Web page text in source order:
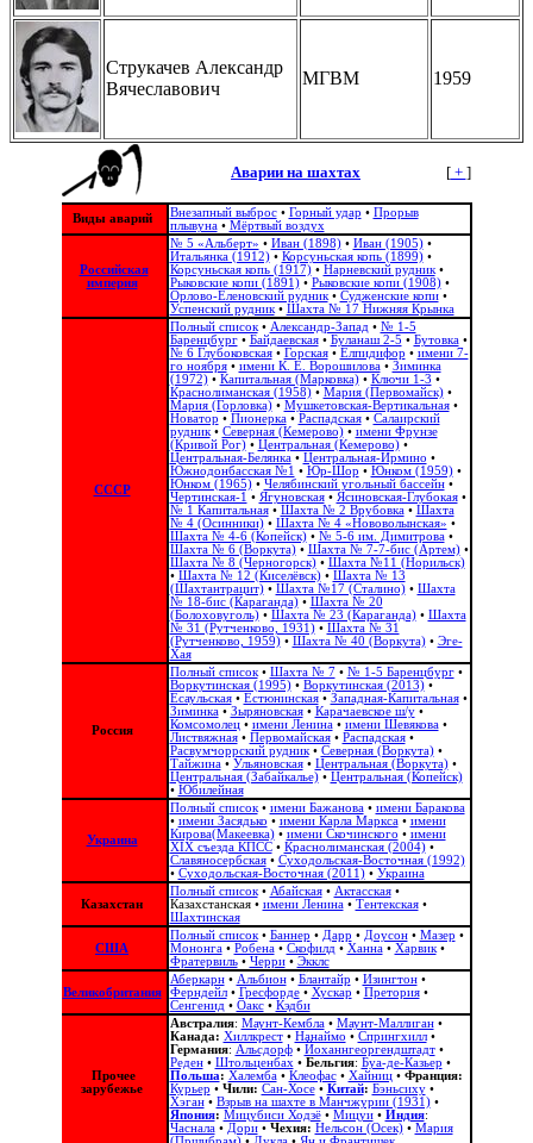
Струкачев Александр
Вячеславович
МГВМ 1959
[+ ]
Аварии на шахтах
Виды аварий Внезапный выброс• Горный удар • Прорыв
плывуна• Мёртвый воздух
Российская
империя
№ 5 «Альберт» • Иван (1898)• Иван (1905)•
Итальянка (1912)• Корсуньская копь (1899)•
Корсуньская копь (1917)• Нарневский рудник•
Рыковские копи (1891)• Рыковские копи (1908)•
Орлово-Еленовский рудник• Судженские копи•
Успенский рудник• Шахта № 17 Нижняя Крынка
СССР
Полный список• Александр-Запад • № 1-5
Баренцбург• Байдаевская• Буланаш 2-5 • Бутовка•
№ 6 Глубоковская• Горская• Елпидифор • имени 7-
го ноября• имени К. Е. Ворошилова• Зиминка
(1972)• Капитальная (Марковка)• Ключи 1-3 •
Краснолиманская (1958)• Мария (Первомайск)•
Мария (Горловка)• Мушкетовская-Вертикальная•
Новатор • Пионерка• Распадская• Салаирский
рудник• Северная (Кемерово)• имени Фрунзе
(Кривой Рог)• Центральная (Кемерово)•
Центральная-Белянка• Центральная-Ирмино •
Южнодонбасская №1 • Юр-Шор • Юнком (1959)•
Юнком (1965)• Челябинский угольный бассейн•
Чертинская-1 • Ягуновская• Ясиновская-Глубокая•
№ 1 Капитальная• Шахта № 2 Врубовка• Шахта
№ 4 (Осинники)• Шахта № 4 «Нововолынская» •
Шахта № 4-6 (Копейск)• № 5-6 им. Димитрова•
Шахта № 6 (Воркута)• Шахта № 7-7-бис (Артем)•
Шахта № 8 (Черногорск)• Шахта №11 (Норильск)
• Шахта № 12 (Киселёвск)• Шахта № 13
(Шахтантрацит)• Шахта №17 (Сталино)• Шахта
№ 18-бис (Караганда)• Шахта № 20
(Болоховуголь)‎• Шахта № 23 (Караганда)• Шахта
№ 31 (Рутченково, 1931)• Шахта № 31
(Рутченково, 1959)• Шахта № 40 (Воркута)• Эге-
Хая
Россия
Полный список• Шахта № 7• № 1-5 Баренцбург•
Воркутинская (1995)• Воркутинская (2013)•
Есаульская• Естюнинская• Западная-Капитальная•
Зиминка• Зыряновская• Карачаевское ш/у•
Комсомолец• имени Ленина• имени Шевякова•
Листвяжная• Первомайская• Распадская•
Расвумчоррский рудник• Северная (Воркута)•
Тайжина• Ульяновская• Центральная (Воркута)•
Центральная (Забайкалье)• Центральная (Копейск)
• Юбилейная
Украина
Полный список• имени Бажанова• имени Баракова
• имени Засядько • имени Карла Маркса• имени
Кирова(Макеевка)• имени Скочинского • имени
ХІХ съезда КПСС• Краснолиманская (2004)•
Славяносербская• Суходольская-Восточная (1992)
• Суходольская-Восточная (2011)• Украина
Казахстан
Полный список• Абайская• Актасская•
Казахстанская• имени Ленина• Тентекская•
Шахтинская
США
Полный список• Баннер • Дарр • Доусон• Мазер •
Мононга• Робена• Скофилд • Ханна• Харвик•
Фратервиль• Черри• Экклс
Великобритания
Аберкарн• Альбион‎• Блантайр • Изингтон•
Ферндейл• Гресфорде• Хускар • Претория•
Сенгенид • Оакс• Кэдби
Прочее
зарубежье
Австралия: Маунт-Кембла• Маунт-Маллиган•
Канада: Хиллкрест• Нанаймо • Спрингхилл•
Германия: Альсдорф• Йоханнгеоргендштадт•
Реден• Штольценбах • Бельгия: Буа-де-Казьер •
Польша: Халемба• Клеофас• Хайниц• Франция:
Курьер • Чили: Сан-Хосе• Китай: Бэньсиху•
Хэган• Взрыв на шахте в Манчжурии (1931)•
Япония: Мицубиси Ходзё• Мицуи• Индия:
Часнала• Дори• Чехия: Нельсон (Осек)• Мария